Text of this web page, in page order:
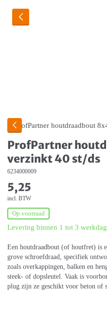
ProfPartner
verzinkt 40 st/ds
6234000009
5,25
incl. BTW
Op voorraad
Levering binnen 1 tot 3
Een houtdraadbout (of houtfret) is
grove schroefdraad, specifiek
zoals overkappingen, balken en
steek- of dopsleutel. Vaak is
plug zijn ze geschikt voor beton of